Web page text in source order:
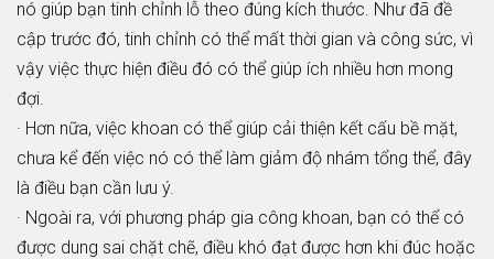
nó giúp bạn tinh chỉnh lỗ theo đúng kích thước. Như đã đề
cập trước đó, tinh chỉnh có thể mất thời gian và công sức, vì
vậy việc thực hiện điều đó có thể giúp ích nhiều hơn mong
đợi.
· Hơn nữa, việc khoan có thể giúp cải thiện kết cấu bề mặt,
chưa kể đến việc nó có thể làm giảm độ nhám tổng thể, đây
là điều bạn cần lưu ý.
· Ngoài ra, với phương pháp gia công khoan, bạn có thể có
được dung sai chặt chẽ, điều khó đạt được hơn khi đúc hoặc